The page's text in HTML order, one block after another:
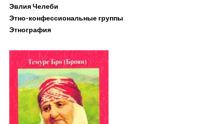
Эвлия Челеби
Этно-конфессиональные группы
Этнография